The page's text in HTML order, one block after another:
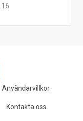
Användarvillkor
Kontakta oss